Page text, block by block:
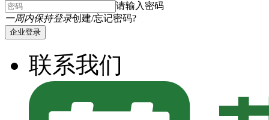
请输入密码
一周内保持登录创建/忘记密码?
企业登录
联系我们